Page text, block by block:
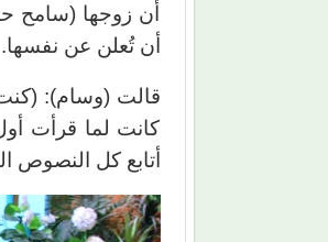
أن زوجها (سامح
أن تُعلن عن نفسها.
قالت (وسام): (كنت
كانت لما قرأت
أتابع كل النصوص